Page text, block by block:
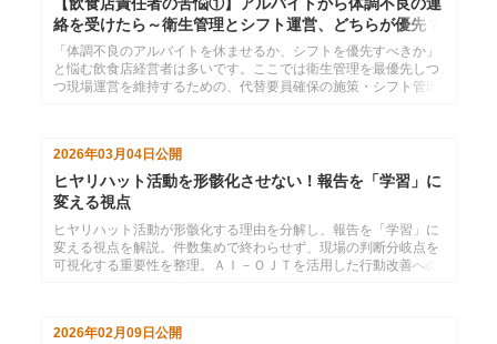
絡を受けたら～衛生管理とシフト運営、どちらが優先？
「体調不良のアルバイトを休ませるか、シフトを優先すべきか」
と悩む飲食店経営者は多いです。ここでは衛生管理を最優先しつ
つ現場運営を維持するための、代替要員確保の施策・シフト管理
2026年03月04日 公開
ヒヤリハット活動を形骸化させない！報告を「学習」に
変える視点
ヒヤリハット活動が形骸化する理由を分解し、報告を「学習」に
変える視点を解説。件数集めで終わらせず、現場の判断分岐点を
可視化する重要性を整理。ＡＩ－ＯＪＴを活用した行動改善への
2026年02月09日 公開